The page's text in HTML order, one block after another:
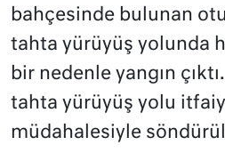
bahçesinde bulunan
tahta yürüyüş yolunda
bir nedenle yangın
tahta yürüyüş yolu
müdahalesiyle